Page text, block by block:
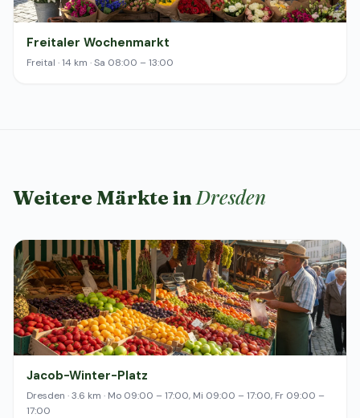
Freitaler Wochenmarkt
Freital · 14 km · Sa 08:00 – 13:00
Weitere Märkte inDresden
Jacob-Winter-Platz
Dresden · 3.6 km · Mo 09:00 – 17:00, Mi 09:00 – 17:00, Fr 09:00 –
17:00